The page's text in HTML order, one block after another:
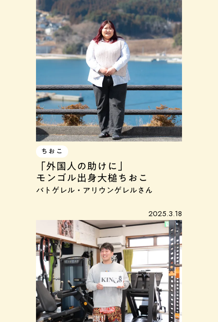
ちおこ
「外国人の助けに」
モンゴル出身大槌ちおこ
バトゲレル・アリウンゲレルさん
2025.3.18